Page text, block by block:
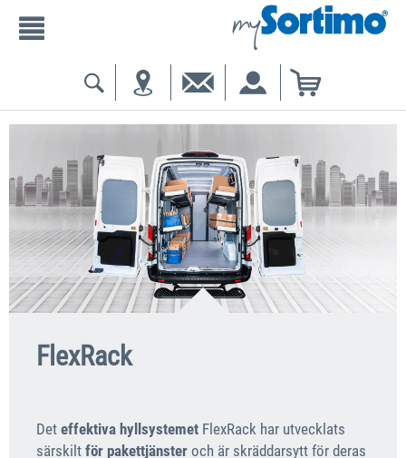
FlexRack
Det effektiva hyllsystemet FlexRack har utvecklats
särskilt för pakettjänster och är skräddarsytt för deras